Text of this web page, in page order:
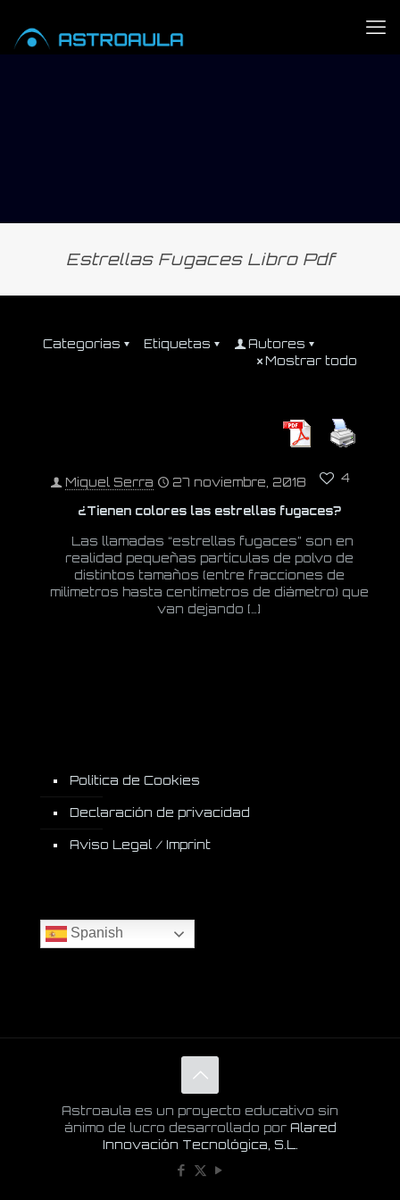
Estrellas Fugaces Libro Pdf
Categorías Etiquetas
Autores
Mostrar todo
Miquel Serra 27 noviembre, 2018 4
¿Tienen colores las estrellas fugaces?
Las llamadas “estrellas fugaces” son en
realidad pequeñas partículas de polvo de
distintos tamaños (entre fracciones de
milímetros hasta centímetros de diámetro) que
van dejando […]
Política de Cookies
Declaración de privacidad
Aviso Legal / Imprint
Spanish
Astroaula es un proyecto educativo sin
ánimo de lucro desarrollado por Alared
Innovación Tecnológica, S.L.